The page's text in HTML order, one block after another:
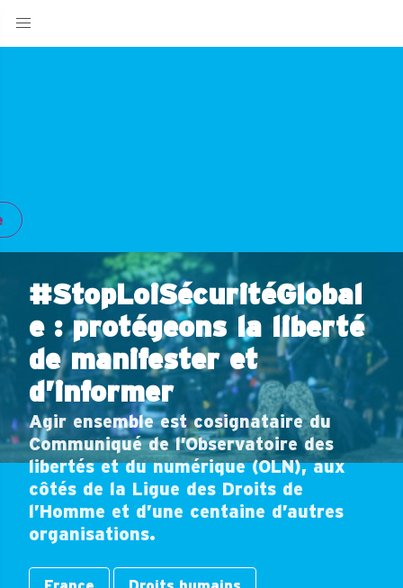
#StopLoiSécuritéGlobal
e : protégeons la liberté
de manifester et
d’informer
Agir ensemble est cosignataire du
Communiqué de l’Observatoire des
libertés et du numérique (OLN), aux
côtés de la Ligue des Droits de
l’Homme et d’une centaine d’autres
organisations.